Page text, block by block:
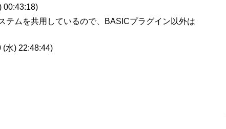
00:43:18)
テムを共用しているので、BASICプラグイン以外は
(水) 22:48:44)